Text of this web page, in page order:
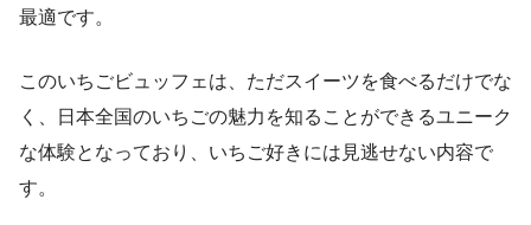
最適です。
このいちごビュッフェは、ただスイーツを食べるだけでな
く、日本全国のいちごの魅力を知ることができるユニーク
な体験となっており、いちご好きには見逃せない内容で
す。